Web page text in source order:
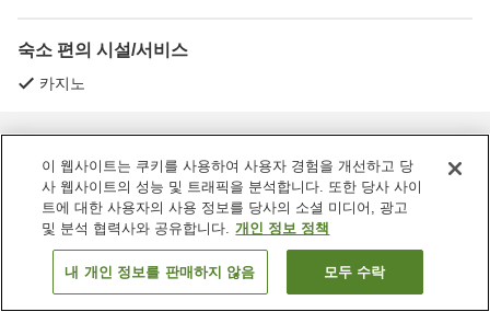
숙소 편의 시설/서비스
카지노
홈 호주 퀸즐랜드 케언스 리저널 카운슬 더 애봇 부티크 호텔
객실 보기
이 웹사이트는 쿠키를 사용하여 사용자 경험을 개선하고 당
사 웹사이트의 성능 및 트래픽을 분석합니다. 또한 당사 사이
트에 대한 사용자의 사용 정보를 당사의 소셜 미디어, 광고
및 분석 협력사와 공유합니다. 개인 정보 정책
내 개인 정보를 판매하지 않음 모두 수락